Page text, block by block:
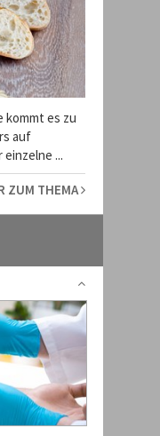
kommt es zu
auf
...
ZUM THEMA